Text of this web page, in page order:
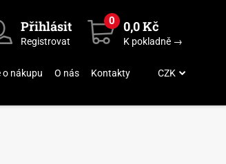
Přihlásit
Registrovat
0 0,0 Kč
K pokladně →
o nákupu O nás Kontakty CZK